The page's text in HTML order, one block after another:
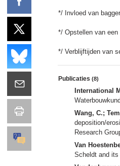
*/ Invloed van
*/ Opstellen van
*/ Verblijftijden van
Publicaties (8)
International
Wang, C.;
deposition/
Research
Van
Scheldt and its